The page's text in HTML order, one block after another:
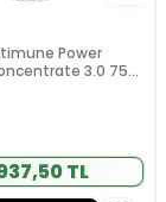
Power
3.0 75
TL